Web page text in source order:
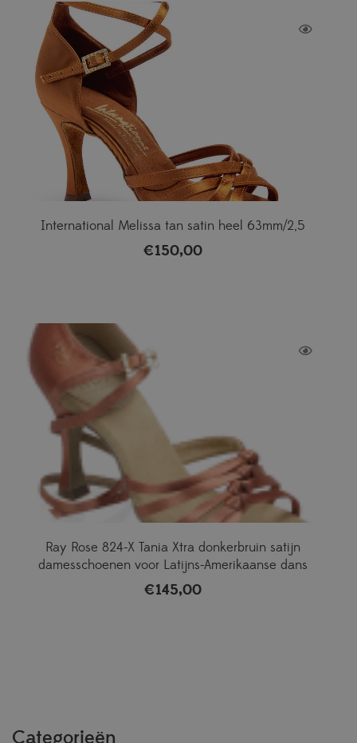
International Melissa tan satin heel 63mm/2,5
€150,00
Ray Rose 824-X Tania Xtra donkerbruin satijn
damesschoenen voor Latijns-Amerikaanse dans
€145,00
Categorieën